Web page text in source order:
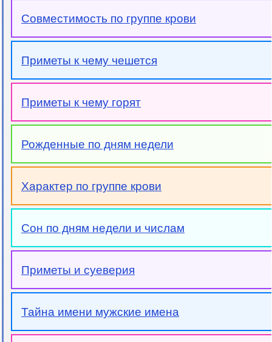
Совместимость по группе крови
Приметы к чему чешется
Приметы к чему горят
Рожденные по дням недели
Характер по группе крови
Сон по дням недели и числам
Приметы и суеверия
Тайна имени мужские имена